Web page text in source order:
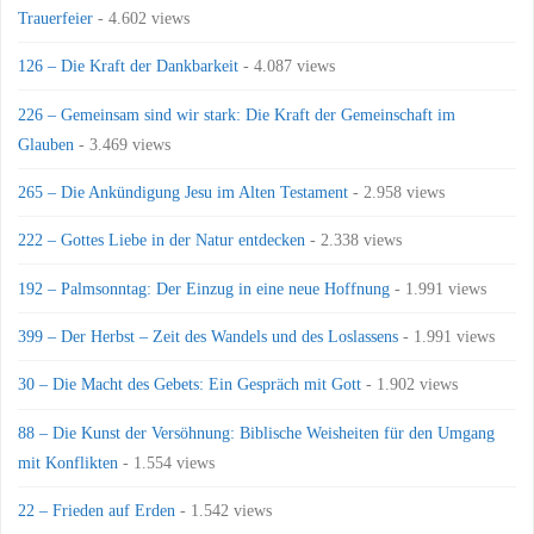
Trauerfeier - 4.602 views
126 – Die Kraft der Dankbarkeit - 4.087 views
226 – Gemeinsam sind wir stark: Die Kraft der Gemeinschaft im
Glauben - 3.469 views
265 – Die Ankündigung Jesu im Alten Testament - 2.958 views
222 – Gottes Liebe in der Natur entdecken - 2.338 views
192 – Palmsonntag: Der Einzug in eine neue Hoffnung - 1.991 views
399 – Der Herbst – Zeit des Wandels und des Loslassens - 1.991 views
30 – Die Macht des Gebets: Ein Gespräch mit Gott - 1.902 views
88 – Die Kunst der Versöhnung: Biblische Weisheiten für den Umgang
mit Konflikten - 1.554 views
22 – Frieden auf Erden - 1.542 views